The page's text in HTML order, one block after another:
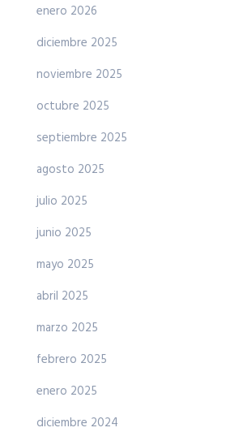
enero 2026
diciembre 2025
noviembre 2025
octubre 2025
septiembre 2025
agosto 2025
julio 2025
junio 2025
mayo 2025
abril 2025
marzo 2025
febrero 2025
enero 2025
diciembre 2024